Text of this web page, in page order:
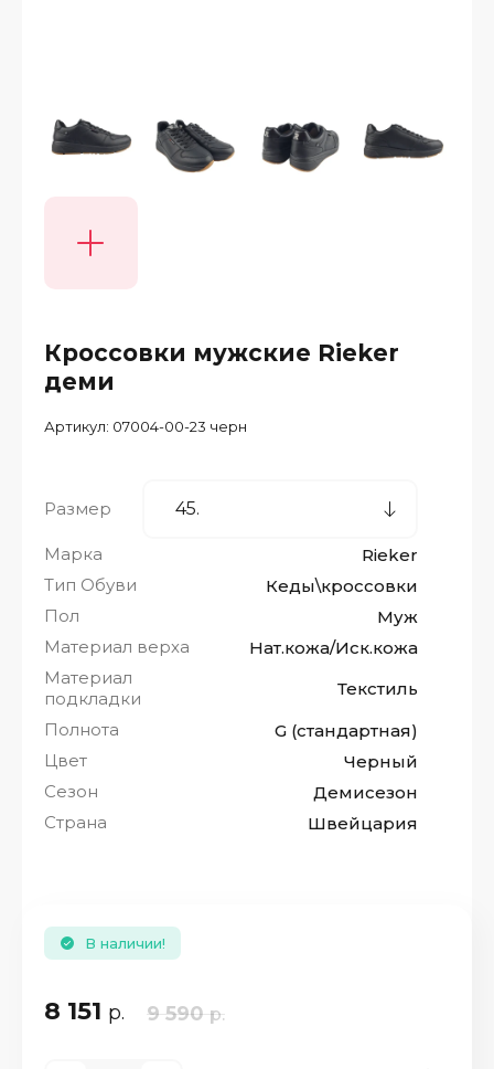
Кроссовки мужские Rieker
деми
Артикул: 07004-00-23 черн
Размер
Марка
Rieker
Тип Обуви
Кеды\кроссовки
Пол
Муж
Материал верха
Нат.кожа/Иск.кожа
Материал
подкладки
Текстиль
Полнота
G (стандартная)
Цвет
Черный
Сезон
Демисезон
Страна
Швейцария
В наличии!
8 151 р. 9 590 р.